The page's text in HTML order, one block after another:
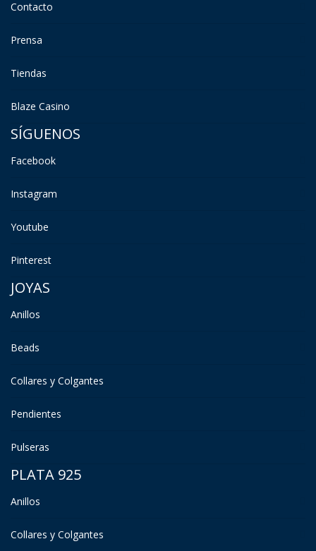
Contacto
Prensa
Tiendas
Blaze Casino
SÍGUENOS
Facebook
Instagram
Youtube
Pinterest
JOYAS
Anillos
Beads
Collares y Colgantes
Pendientes
Pulseras
PLATA 925
Anillos
Collares y Colgantes